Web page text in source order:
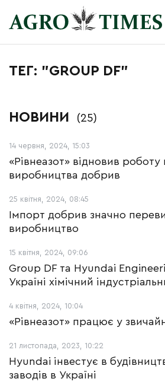
ТЕГ: "GROUP DF"
НОВИНИ (25)
14 червня, 2024, 15:03
«Рівнеазот» відновив роботу
виробництва добрив
25 квітня, 2024, 08:45
Імпорт добрив значно
виробництво
15 квітня, 2024, 09:06
Group DF та Hyundai
Україні хімічний
4 квітня, 2024, 10:04
«Рівнеазот» працює у
21 листопада, 2023, 10:22
Hyundai інвестує в
заводів в Україні